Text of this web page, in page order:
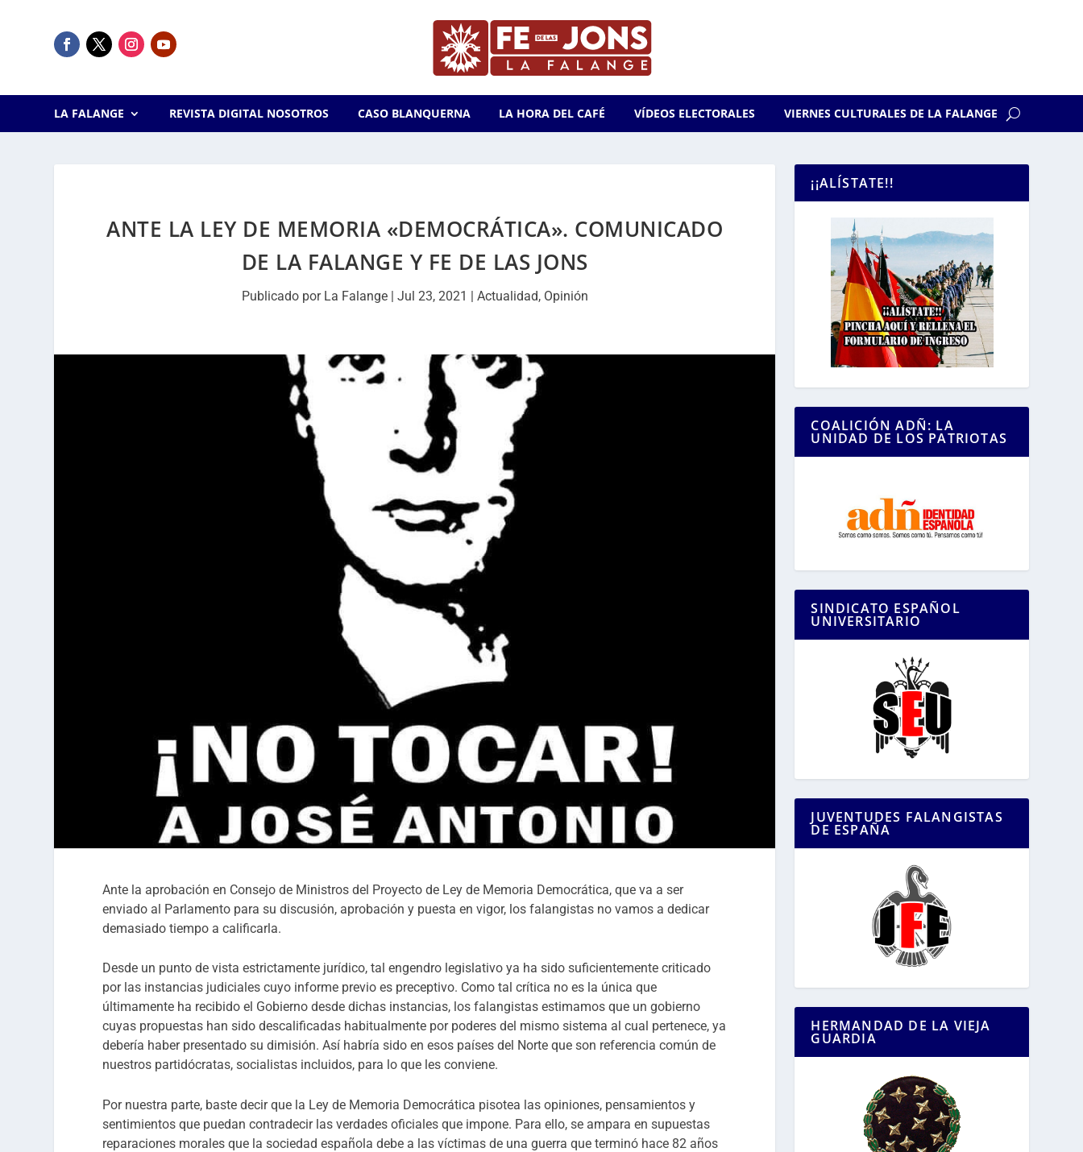
LA FALANGE REVISTA DIGITAL NOSOTROS CASO BLANQUERNA LA HORA DEL CAFÉ VÍDEOS ELECTORALES VIERNES CULTURALES DE LA FALANGE
ANTE LA LEY DE MEMORIA «DEMOCRÁTICA». COMUNICADO
DE LA FALANGE Y FE DE LAS JONS
Publicado por La Falange| Jul 23, 2021 | Actualidad, Opinión
Ante la aprobación en Consejo de Ministros del Proyecto de Ley de Memoria Democrática, que va a ser
enviado al Parlamento para su discusión, aprobación y puesta en vigor, los falangistas no vamos a dedicar
demasiado tiempo a calificarla.
Desde un punto de vista estrictamente jurídico, tal engendro legislativo ya ha sido suficientemente criticado
por las instancias judiciales cuyo informe previo es preceptivo. Como tal crítica no es la única que
últimamente ha recibido el Gobierno desde dichas instancias, los falangistas estimamos que un gobierno
cuyas propuestas han sido descalificadas habitualmente por poderes del mismo sistema al cual pertenece, ya
debería haber presentado su dimisión. Así habría sido en esos países del Norte que son referencia común de
nuestros partidócratas, socialistas incluidos, para lo que les conviene.
Por nuestra parte, baste decir que la Ley de Memoria Democrática pisotea las opiniones, pensamientos y
sentimientos que puedan contradecir las verdades oficiales que impone. Para ello, se ampara en supuestas
reparaciones morales que la sociedad española debe a las víctimas de una guerra que terminó hace 82 años
¡¡ALÍSTATE!!
COALICIÓN ADÑ: LA
UNIDAD DE LOS PATRIOTAS
SINDICATO ESPAÑOL
UNIVERSITARIO
JUVENTUDES FALANGISTAS
DE ESPAÑA
HERMANDAD DE LA VIEJA
GUARDIA